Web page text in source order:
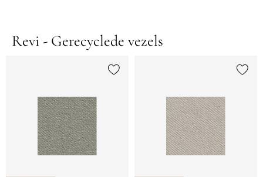
Revi - Gerecyclede vezels